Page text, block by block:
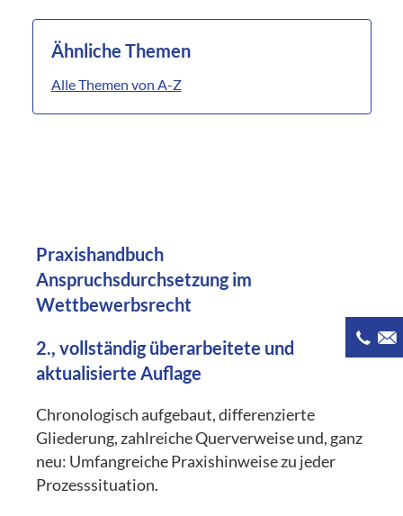
Ähnliche Themen
Alle Themen von A-Z
Praxishandbuch
Anspruchsdurchsetzung im
Wettbewerbsrecht
2., vollständig überarbeitete und
aktualisierte Auflage
Chronologisch aufgebaut, differenzierte
Gliederung, zahlreiche Querverweise und, ganz
neu: Umfangreiche Praxishinweise zu jeder
Prozesssituation.